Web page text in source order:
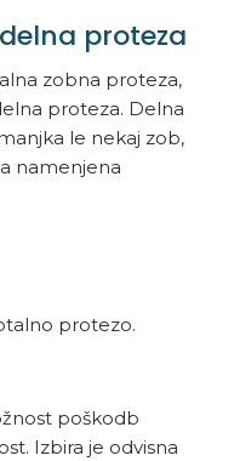
proteza
zobna proteza,
proteza. Delna
le nekaj zob,
namenjena
protezo.
poškodb
Izbira je odvisna